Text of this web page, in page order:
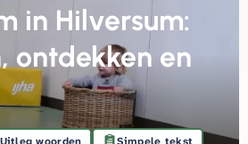
in Hilversum:
ontdekken en